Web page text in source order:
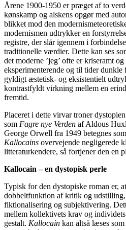
Årene 1900-1950 er præget af to
kønskamp og alskens opgør med
blikket mod den
modernismen udtrykker en
registre, der slår igennem i
traditionelle værdier. Dette kan ses
det moderne ’jeg’ ofte er kriseramt
eksperimenterende og til tider
gyldigt æstetisk- og eksistentielt
kontrastfyldt virkning mellem en
fremtid.
Placeret i dette virvar troner
som Fagre nye Verden af Aldous
George Orwell fra 1949 betegnes
Kallocains overvejende negligerede
litteraturkendere, så fortjener den en
Kallocain – en dystopisk perle
Typisk for den dystopiske roman er,
dobbeltfunktion af kritik og
fiktionalisering og subjektivering.
mellem kollektivets krav og
gestalt. Kallocain kan altså læses